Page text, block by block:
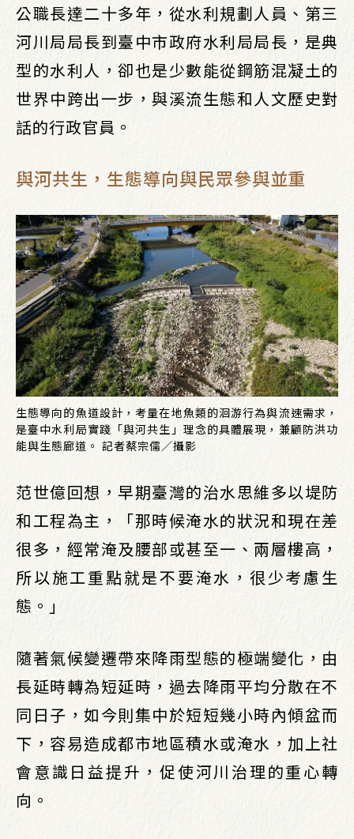
公職長達二十多年，從水利規劃人員、第三
河川局局長到臺中市政府水利局局長，是典
型的水利人，卻也是少數能從鋼筋混凝土的
世界中跨出一步，與溪流生態和人文歷史對
話的行政官員。
與河共生，生態導向與民眾參與並重
生態導向的魚道設計，考量在地魚類的洄游行為與流速需求，
是臺中水利局實踐「與河共生」理念的具體展現，兼顧防洪功
能與生態廊道。 記者蔡宗儒／攝影
范世億回想，早期臺灣的治水思維多以堤防
和工程為主，「那時候淹水的狀況和現在差
很多，經常淹及腰部或甚至一、兩層樓高，
所以施工重點就是不要淹水，很少考慮生
態。」
隨著氣候變遷帶來降雨型態的極端變化，由
長延時轉為短延時，過去降雨平均分散在不
同日子，如今則集中於短短幾小時內傾盆而
下，容易造成都市地區積水或淹水，加上社
會意識日益提升，促使河川治理的重心轉
向。